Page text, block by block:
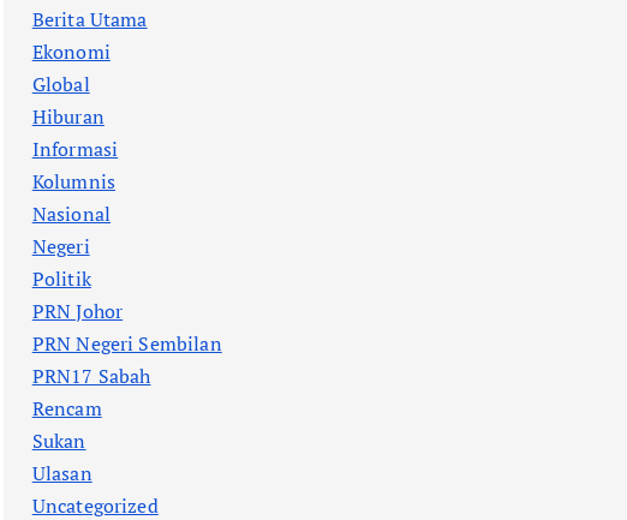
Berita Utama
Ekonomi
Global
Hiburan
Informasi
Kolumnis
Nasional
Negeri
Politik
PRN Johor
PRN Negeri Sembilan
PRN17 Sabah
Rencam
Sukan
Ulasan
Uncategorized